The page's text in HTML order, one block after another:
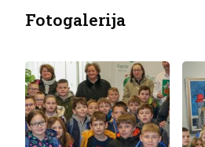
Fotogalerija